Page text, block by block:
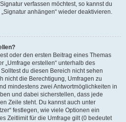
verfassen möchtest, so kannst du
anhängen“ wieder deaktivieren.
oder den ersten Beitrag eines Themas
„Umfrage erstellen“ unterhalb des
du diesen Bereich nicht sehen
nicht die Berechtigung, Umfragen zu
mindestens zwei Antwortmöglichkeiten in
und dabei sicherstellen, dass jede
Zeile steht. Du kannst auch unter
festlegen, wie viele Optionen ein
Zeitlimit für die Umfrage gilt (0 bedeutet